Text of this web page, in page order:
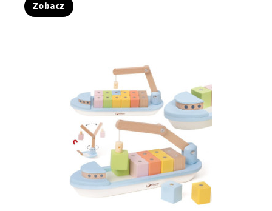
Zobacz